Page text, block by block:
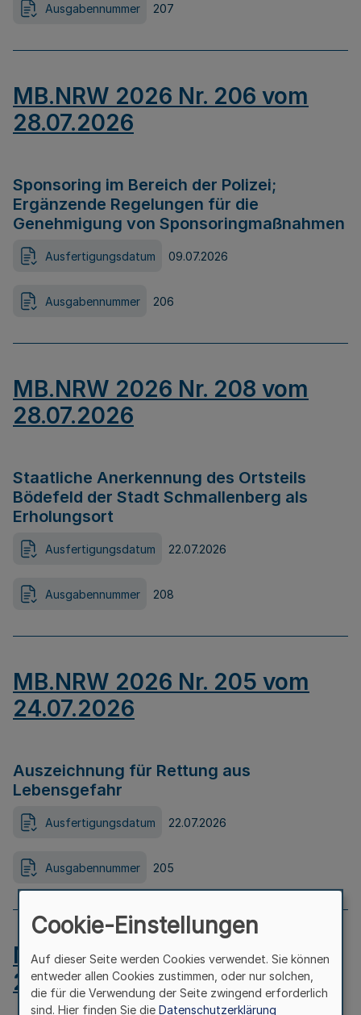
Ausgabennummer 207
MB.NRW 2026 Nr. 206 vom
28.07.2026
Sponsoring im Bereich der Polizei;
Ergänzende Regelungen für die
Genehmigung von Sponsoringmaßnahmen
Ausfertigungsdatum 09.07.2026
Ausgabennummer 206
MB.NRW 2026 Nr. 208 vom
28.07.2026
Staatliche Anerkennung des Ortsteils
Bödefeld der Stadt Schmallenberg als
Erholungsort
Ausfertigungsdatum 22.07.2026
Ausgabennummer 208
MB.NRW 2026 Nr. 205 vom
24.07.2026
Auszeichnung für Rettung aus
Lebensgefahr
Ausfertigungsdatum 22.07.2026
Ausgabennummer 205
MB.NRW 2026 Nr. 204 vom
24.07.2026
Cookie-Einstellungen
Auf dieser Seite werden Cookies verwendet. Sie können
entweder allen Cookies zustimmen, oder nur solchen,
die für die Verwendung der Seite zwingend erforderlich
sind. Hier finden Sie die Datenschutzerklärung